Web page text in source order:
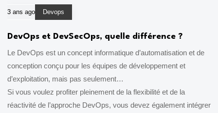
3 ans ago Devops
DevOps et DevSecOps, quelle différence ?
Le DevOps est un concept informatique d’automatisation et de
conception conçu pour les équipes de développement et
d’exploitation, mais pas seulement…
Si vous voulez profiter pleinement de la flexibilité et de la
réactivité de l’approche DevOps, vous devez également intégrer